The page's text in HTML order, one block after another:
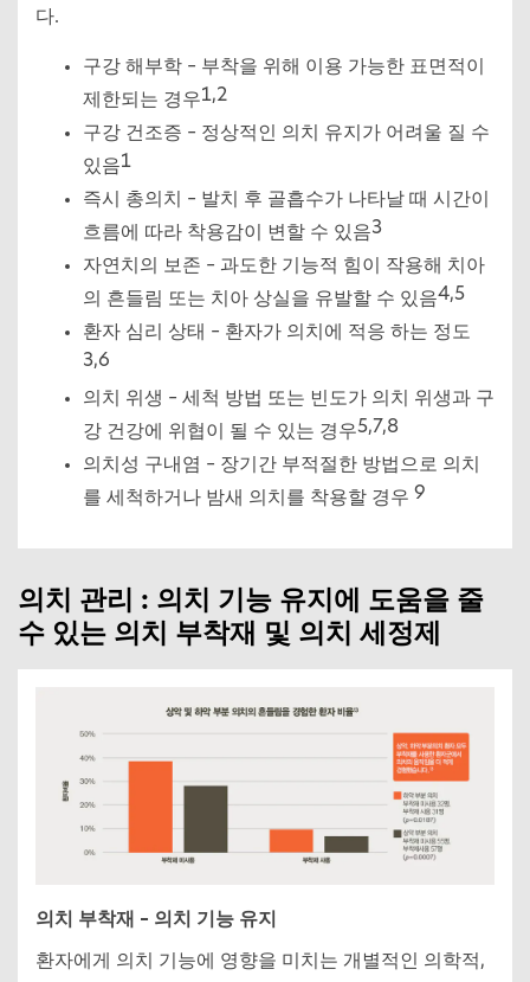
다.
구강 해부학 – 부착을 위해 이용 가능한 표면적이
제한되는 경우1,2
구강 건조증 – 정상적인 의치 유지가 어려울 질 수
있음1
즉시 총의치 – 발치 후 골흡수가 나타날 때 시간이
흐름에 따라 착용감이 변할 수 있음3
자연치의 보존 – 과도한 기능적 힘이 작용해 치아
의 흔들림 또는 치아 상실을 유발할 수 있음4,5
환자 심리 상태 – 환자가 의치에 적응 하는 정도
3,6
의치 위생 – 세척 방법 또는 빈도가 의치 위생과 구
강 건강에 위협이 될 수 있는 경우5,7,8
의치성 구내염 – 장기간 부적절한 방법으로 의치
를 세척하거나 밤새 의치를 착용할 경우 9
의치 관리 : 의치 기능 유지에 도움을 줄
수 있는 의치 부착재 및 의치 세정제
의치 부착재 – 의치 기능 유지
환자에게 의치 기능에 영향을 미치는 개별적인 의학적,